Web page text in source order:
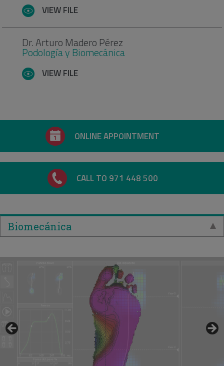
VIEW FILE
Dr. Arturo Madero Pérez
Podología y Biomecánica
VIEW FILE
ONLINE APPOINTMENT
CALL TO 971 448 500
Biomecánica